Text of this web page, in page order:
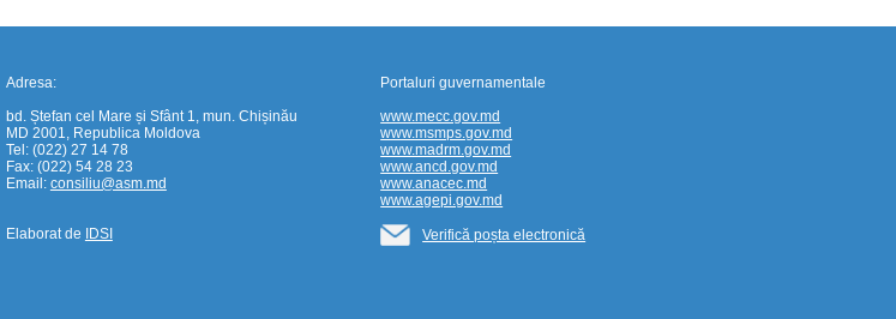
Adresa:
bd. Ștefan cel Mare și Sfânt 1, mun. Chișinău
MD 2001, Republica Moldova
Tel: (022) 27 14 78
Fax: (022) 54 28 23
Email: consiliu@asm.md
Elaborat de IDSI
Portaluri guvernamentale
www.mecc.gov.md
www.msmps.gov.md
www.madrm.gov.md
www.ancd.gov.md
www.anacec.md
www.agepi.gov.md
Verifică poșta electronică